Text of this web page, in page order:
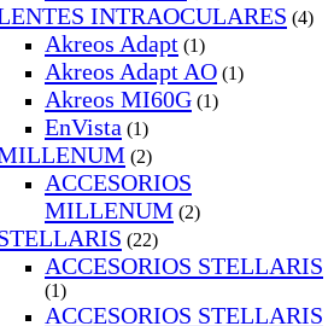
INTRAOCULARES (4)
Akreos Adapt (1)
Akreos Adapt AO (1)
Akreos MI60G (1)
EnVista (1)
(2)
ACCESORIOS
MILLENUM (2)
(22)
ACCESORIOS STELLARIS
(1)
ACCESORIOS STELLARIS